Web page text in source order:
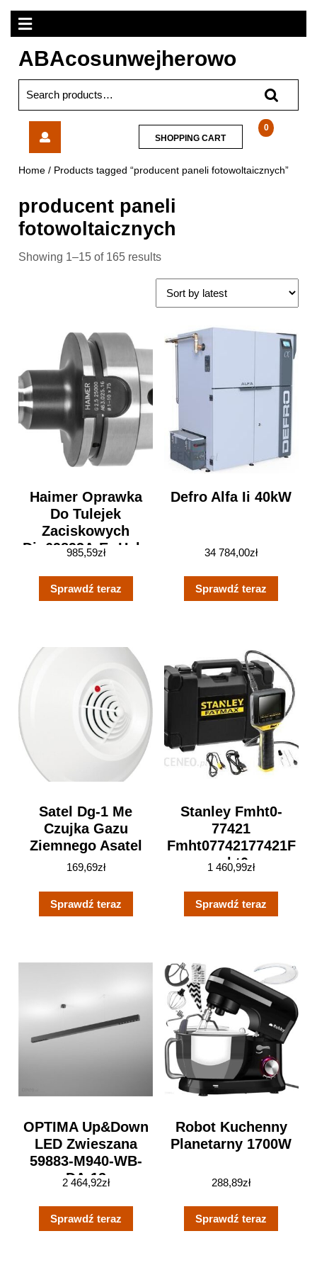
Skip
content
Open
Menu
ABAcosunwejherowo
for:
Tulejek
Din69893A-
Hsk-
A63
0
SHOPPING CARTSHOPPING
CART
Home / Products tagged “producent paneli fotowoltaicznych”
producent paneli
fotowoltaicznych
Showing 1–15 of 165 results
Haimer Oprawka
Do Tulejek
Zaciskowych
Din69893A-Er Hsk-
8232560049
985,59zł
Sprawdź teraz
Defro Alfa Ii 40kW
34 784,00zł
Sprawdź teraz
Satel Dg-1 Me
Czujka Gazu
Ziemnego Asatel
169,69zł
Sprawdź teraz
Stanley Fmht0-
77421
Fmht07742177421F
Mht0
1 460,99zł
Sprawdź teraz
OPTIMA Up&down
LED Zwieszana
59883-M940-WB-
DA-12
2 464,92zł
Sprawdź teraz
Robot Kuchenny
Planetarny 1700W
288,89zł
Sprawdź teraz